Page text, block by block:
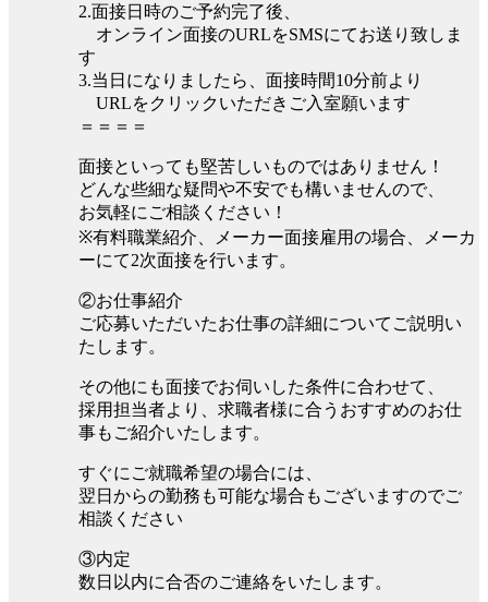
2.面接日時のご予約完了後、
オンライン面接のURLをSMSにてお送り致しま
す
3.当日になりましたら、面接時間10分前より
URLをクリックいただきご入室願います
＝＝＝＝
面接といっても堅苦しいものではありません！
どんな些細な疑問や不安でも構いませんので、
お気軽にご相談ください！
※有料職業紹介、メーカー面接雇用の場合、メーカ
ーにて2次面接を行います。
②お仕事紹介
ご応募いただいたお仕事の詳細についてご説明い
たします。
その他にも面接でお伺いした条件に合わせて、
採用担当者より、求職者様に合うおすすめのお仕
事もご紹介いたします。
すぐにご就職希望の場合には、
翌日からの勤務も可能な場合もございますのでご
相談ください
③内定
数日以内に合否のご連絡をいたします。